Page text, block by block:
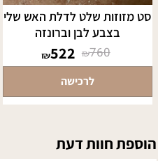
סט מזוזות שלט לדלת האש שלי
בצבע לבן וברונזה
₪760
₪522
לרכישה
הוספת חוות דעת